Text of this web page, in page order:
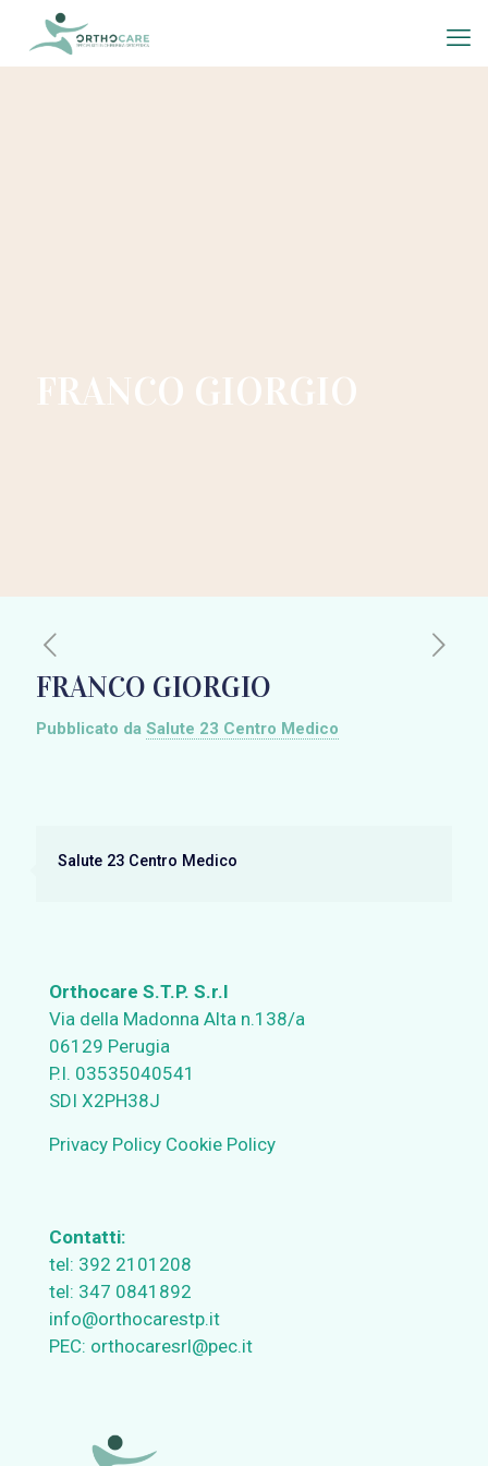
FRANCO GIORGIO
FRANCO GIORGIO
Pubblicato da Salute 23 Centro Medico
Salute 23 Centro Medico
Orthocare S.T.P. S.r.l
Via della Madonna Alta n.138/a
06129 Perugia
P.I. 03535040541
SDI X2PH38J
Privacy Policy Cookie Policy
Contatti:
tel: 392 2101208
tel: 347 0841892
info@orthocarestp.it
PEC: orthocaresrl@pec.it